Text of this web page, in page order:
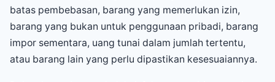
batas pembebasan, barang yang memerlukan izin,
barang yang bukan untuk penggunaan pribadi, barang
impor sementara, uang tunai dalam jumlah tertentu,
atau barang lain yang perlu dipastikan kesesuaiannya.